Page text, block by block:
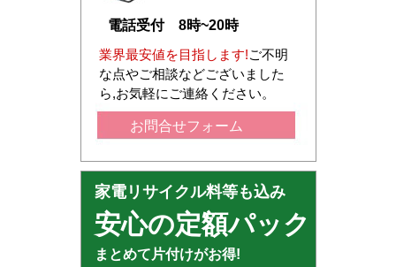
電話受付 8時~20時
業界最安値を目指します!ご不明
な点やご相談などございました
ら,お気軽にご連絡ください。
お問合せフォーム
家電リサイクル料等も込み
安心の定額パック
まとめて片付けがお得!